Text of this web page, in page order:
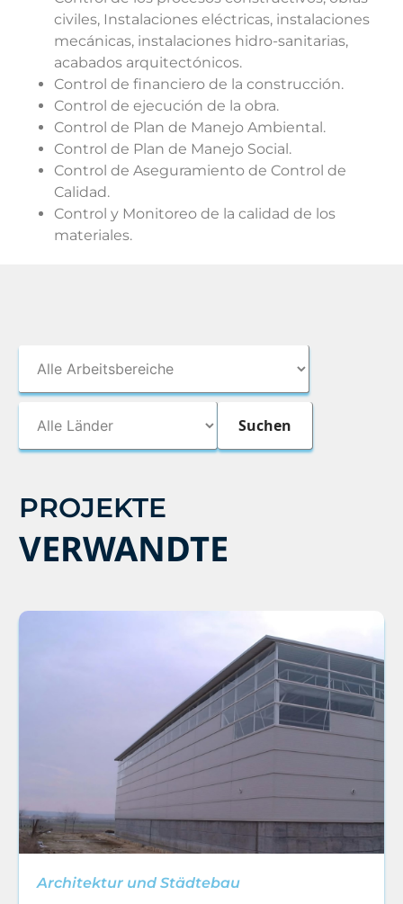
civiles, Instalaciones eléctricas, instalaciones
mecánicas, instalaciones hidro-sanitarias,
acabados arquitectónicos.
Control de financiero de la construcción.
Control de ejecución de la obra.
Control de Plan de Manejo Ambiental.
Control de Plan de Manejo Social.
Control de Aseguramiento de Control de
Calidad.
Control y Monitoreo de la calidad de los
materiales.
PROJEKTE
VERWANDTE
Architektur und Städtebau